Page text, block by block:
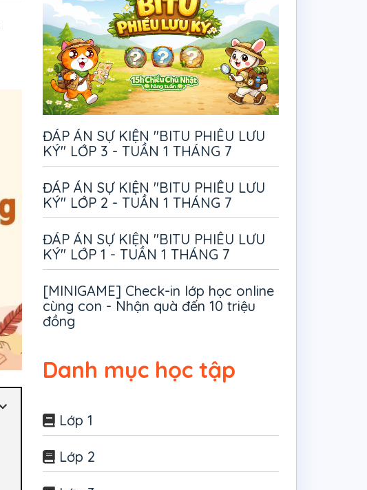
ĐÁP ÁN SỰ KIỆN "BITU PHIÊU LƯU
KÝ" LỚP 3 - TUẦN 1 THÁNG 7
ĐÁP ÁN SỰ KIỆN "BITU PHIÊU LƯU
KÝ" LỚP 2 - TUẦN 1 THÁNG 7
ĐÁP ÁN SỰ KIỆN "BITU PHIÊU LƯU
KÝ" LỚP 1 - TUẦN 1 THÁNG 7
[MINIGAME] Check-in lớp học online
cùng con - Nhận quà đến 10 triệu
đồng
Danh mục học tập
Lớp 1
Lớp 2